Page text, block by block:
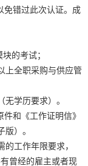
错过此次认证。成
的考试；
上全职采购与供应管
学历要求）。
和《工作证明信》
）。
工作年限要求，
曾经的雇主或者现